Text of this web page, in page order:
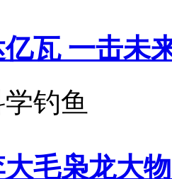
瓦 一击未
钓鱼
毛枭龙大